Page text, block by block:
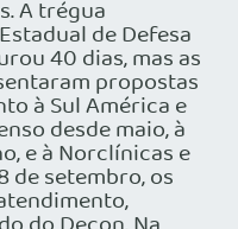
A trégua
de Defesa
40 dias, mas as
propostas
à Sul América e
desde maio, à
e à Norclínicas e
de setembro, os